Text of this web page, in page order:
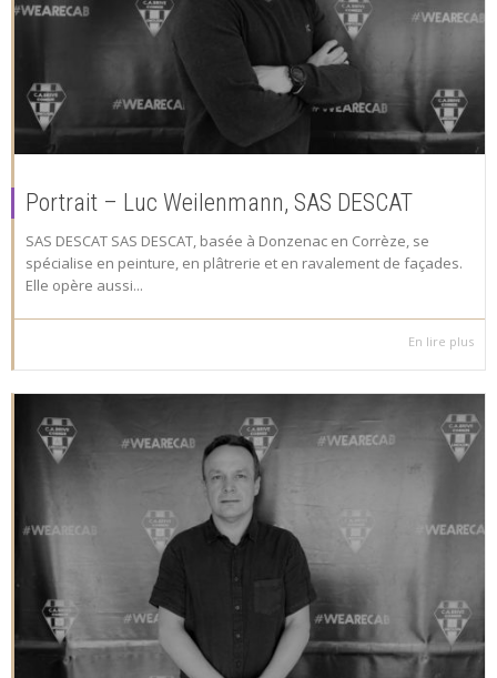
Portrait – Luc Weilenmann, SAS DESCAT
SAS DESCAT SAS DESCAT, basée à Donzenac en Corrèze, se
spécialise en peinture, en plâtrerie et en ravalement de façades.
Elle opère aussi...
En lire plus